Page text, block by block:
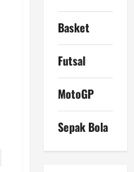
Basket
Futsal
MotoGP
Sepak Bola